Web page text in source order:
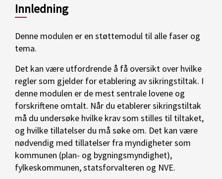
Innledning
Denne modulen er en støttemodul til alle faser og
tema.
Det kan være utfordrende å få oversikt over hvilke
regler som gjelder for etablering av sikringstiltak. I
denne modulen er de mest sentrale lovene og
forskriftene omtalt. Når du etablerer sikringstiltak
må du undersøke hvilke krav som stilles til tiltaket,
og hvilke tillatelser du må søke om. Det kan være
nødvendig med tillatelser fra myndigheter som
kommunen (plan- og bygningsmyndighet),
fylkeskommunen, statsforvalteren og NVE.